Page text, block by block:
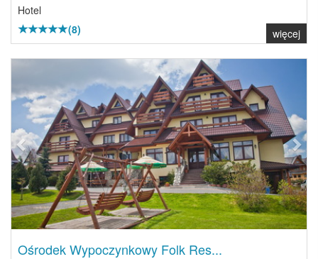
Hotel
(8)
więcej
Ośrodek Wypoczynkowy Folk Res...